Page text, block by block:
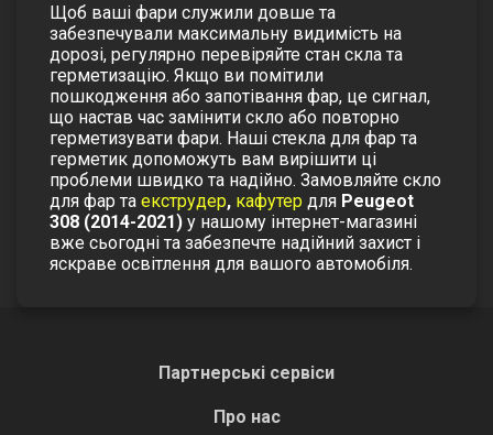
Щоб ваші фари служили довше та
забезпечували максимальну видимість на
дорозі, регулярно перевіряйте стан скла та
герметизацію. Якщо ви помітили
пошкодження або запотівання фар, це сигнал,
що настав час замінити скло або повторно
герметизувати фари. Наші стекла для фар та
герметик допоможуть вам вирішити ці
проблеми швидко та надійно. Замовляйте скло
для фар та екструдер, кафутер для Peugeot
308 (2014-2021) у нашому інтернет-магазині
вже сьогодні та забезпечте надійний захист і
яскраве освітлення для вашого автомобіля.
Партнерські сервіси
Про нас